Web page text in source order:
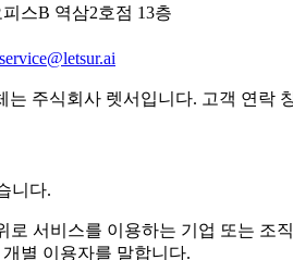
스B 역삼2호점 13층
주식회사 렛서입니다. 고객 연락
니다.
로 서비스를 이용하는 기업 또는 조
별 이용자를 말합니다.